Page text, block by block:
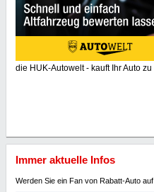
die HUK-Autowelt - kauft Ihr Auto
Immer aktuelle Infos
Werden Sie ein Fan von Rabatt-Auto